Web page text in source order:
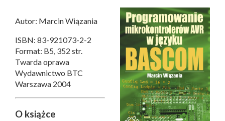
Autor: Marcin Wiązania
ISBN: 83-921073-2-2
Format: B5, 352 str.
Twarda oprawa
Wydawnictwo BTC
Warszawa 2004
O książce